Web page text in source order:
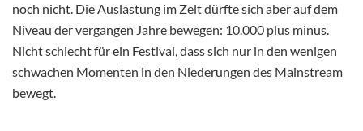
noch nicht. Die Auslastung im Zelt dürfte sich aber auf dem
Niveau der vergangen Jahre bewegen: 10.000 plus minus.
Nicht schlecht für ein Festival, dass sich nur in den wenigen
schwachen Momenten in den Niederungen des Mainstream
bewegt.